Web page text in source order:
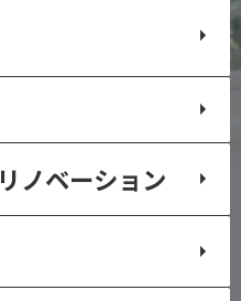
リノベーション